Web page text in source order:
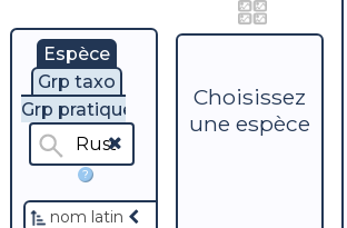
Espèce
Grp taxo
Grp pratique
?
nom latin
Choisissez
une espèce